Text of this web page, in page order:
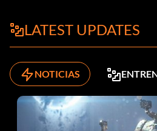
LATEST UPDATES
NOTICIAS